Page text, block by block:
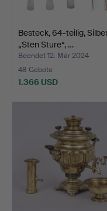
Besteck, 64-teilig,
„Sten Sture“, …
Beendet 12. Mär 2024
48 Gebote
1.366 USD